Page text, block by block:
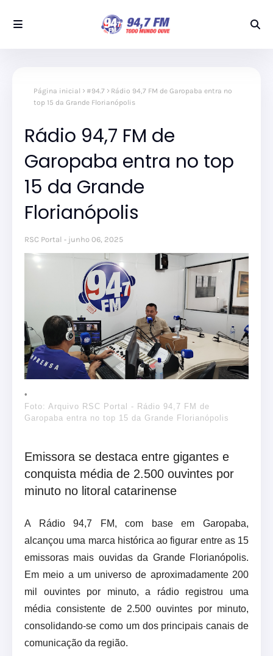
Página inicial #94.7
Rádio 94,7 FM de Garopaba entra no
top 15 da Grande Florianópolis
Rádio 94,7 FM de
Garopaba entra no top
15 da Grande
Florianópolis
RSC Portal junho 06, 2025
Foto: Arquivo RSC Portal - Rádio 94,7 FM de
Garopaba entra no top 15 da Grande Florianópolis
Emissora se destaca entre gigantes e
conquista média de 2.500 ouvintes por
minuto no litoral catarinense
A Rádio 94,7 FM, com base em Garopaba,
alcançou uma marca histórica ao figurar entre as 15
emissoras mais ouvidas da Grande Florianópolis.
Em meio a um universo de aproximadamente 200
mil ouvintes por minuto, a rádio registrou uma
média consistente de 2.500 ouvintes por minuto,
consolidando-se como um dos principais canais de
comunicação da região.